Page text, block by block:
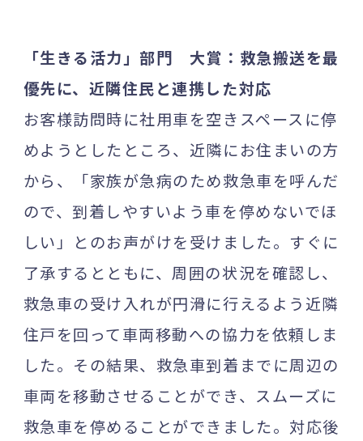
「生きる活力」部門 大賞：救急搬送を最
優先に、近隣住民と連携した対応
お客様訪問時に社用車を空きスペースに停
めようとしたところ、近隣にお住まいの方
から、「家族が急病のため救急車を呼んだ
ので、到着しやすいよう車を停めないでほ
しい」とのお声がけを受けました。すぐに
了承するとともに、周囲の状況を確認し、
救急車の受け入れが円滑に行えるよう近隣
住戸を回って車両移動への協力を依頼しま
した。その結果、救急車到着までに周辺の
車両を移動させることができ、スムーズに
救急車を停めることができました。対応後